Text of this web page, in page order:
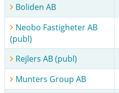
Boliden AB
Neobo Fastigheter AB
(publ)
Rejlers AB (publ)
Munters Group AB